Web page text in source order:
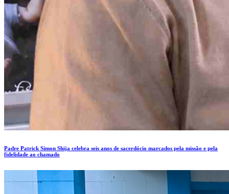
Padre Patrick Simon Shija celebra seis anos de sacerdócio marcados pela missão e pela
fidelidade ao chamado